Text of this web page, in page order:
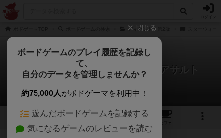
ディセント：第2版
スターウォーズ：インペリアルアサルト
0件の戦略やコツ
5 1
カフェ
閉じる
ボードゲームのプレイ履歴を記録し
て、
自分のデータを管理しませんか？
約75,000人がボドゲーマを利用中！
遊んだボードゲームを記録する
気になるゲームのレビューを読む